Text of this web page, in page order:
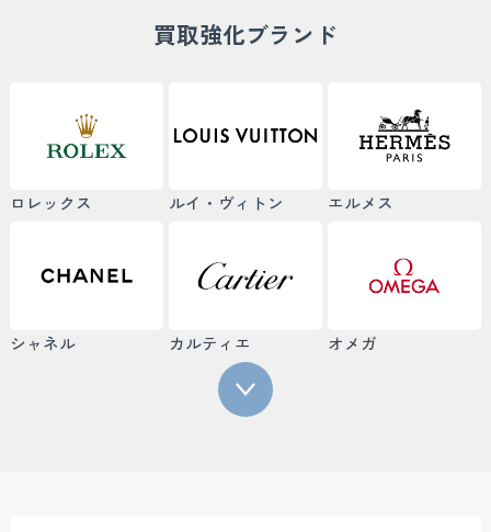
買取強化ブランド
ロレックス ルイ・ヴィトン エルメス
シャネル カルティエ オメガ